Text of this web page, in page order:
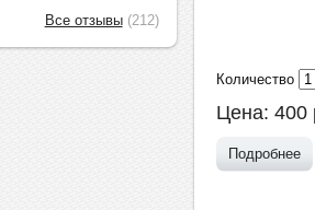
Все отзывы(212)
Количество
Цена: 400
Подробнее